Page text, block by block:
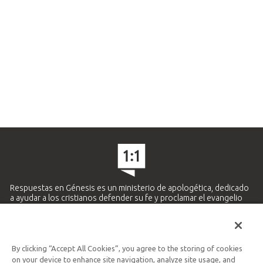
Respuestas en Génesis es un ministerio de apologética, dedicado
a ayudar a los cristianos defender su fe y proclamar el evangelio
Ministerio Hispano y Latinoamericano
By clicking “Accept All Cookies”, you agree to the storing of cookies
on your device to enhance site navigation, analyze site usage, and